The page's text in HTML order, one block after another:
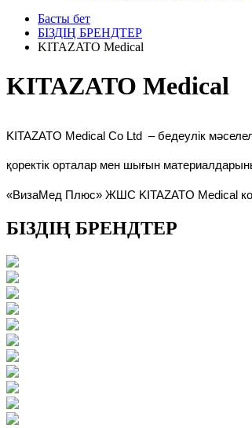
Басты бет
БІЗДІҢ БРЕНДТЕР
KITAZATO Medical
KITAZATO Medical
KITAZATO Medical Co Ltd – бедеулік
қоректік орталар мен шығын
«ВизаМед Плюс» ЖШС KITAZATO Medical
БІЗДІҢ БРЕНДТЕР